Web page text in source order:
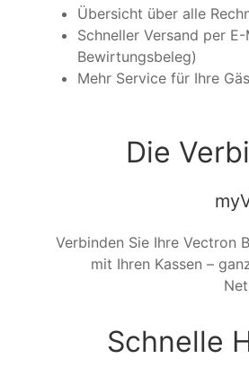
Übersicht über alle
Schneller Versand per
Bewirtungsbeleg)
Mehr Service für Ihre
Die
Verbinden Sie Ihre Vectron
mit Ihren Kassen –
Schnelle